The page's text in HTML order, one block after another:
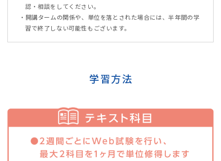
認・相談をしてください。
・開講タームの関係や、単位を落とされた場合には、半年間の学
習で終了しない可能性もございます。
学習方法